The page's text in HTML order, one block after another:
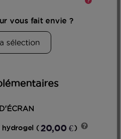
vous fait envie ?
sélection
hydrogel ( 20,00 €)